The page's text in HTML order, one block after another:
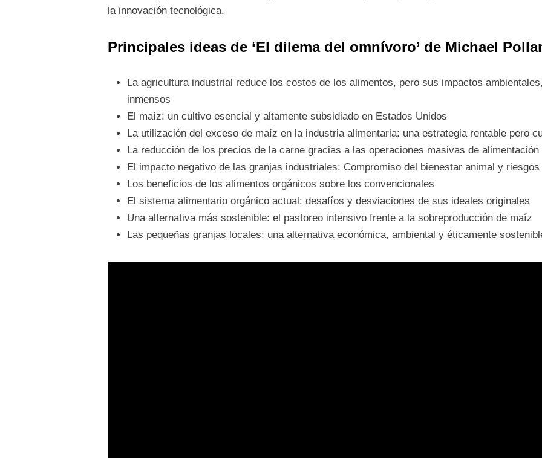
la innovación tecnológica.
Principales ideas de ‘El dilema del omnívoro’ de Michael
La agricultura industrial reduce los costos de los alimentos, pero sus impactos
inmensos
El maíz: un cultivo esencial y altamente subsidiado en Estados Unidos
La utilización del exceso de maíz en la industria alimentaria: una estrategia rentable pero
La reducción de los precios de la carne gracias a las operaciones masivas de
El impacto negativo de las granjas industriales: Compromiso del bienestar animal y
Los beneficios de los alimentos orgánicos sobre los convencionales
El sistema alimentario orgánico actual: desafíos y desviaciones de sus ideales originales
Una alternativa más sostenible: el pastoreo intensivo frente a la sobreproducción de maíz
Las pequeñas granjas locales: una alternativa económica, ambiental y éticamente